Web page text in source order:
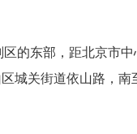
东部，距北京市中
城关街道依山路，南